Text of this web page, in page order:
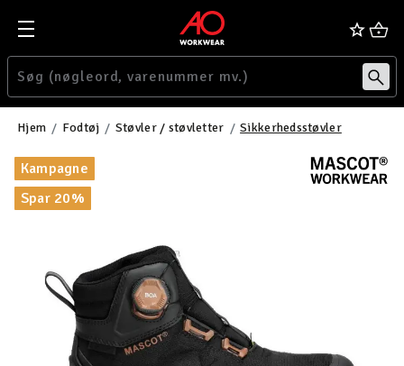
Hjem Fodtøj Støvler / støvletter Sikkerhedsstøvler
Kampagne
Spar 20%